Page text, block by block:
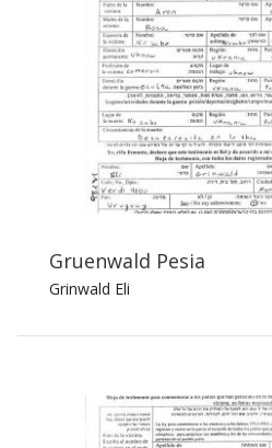
Gruenwald Pesia
Grinwald Eli